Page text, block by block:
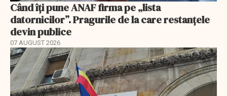
Când îți pune ANAF firma pe „lista
datornicilor”. Pragurile de la care restanțele
devin publice
07 AUGUST 2026